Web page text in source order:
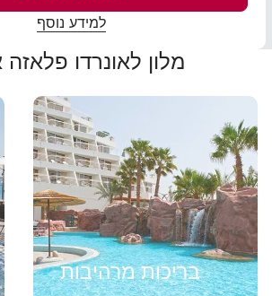
למידע נוסף
מלון לאונרדו
בריכות מרהיבות